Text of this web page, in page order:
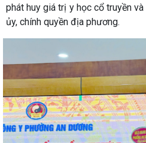
phát huy giá trị y học cổ truyền
ủy, chính quyền địa phương.